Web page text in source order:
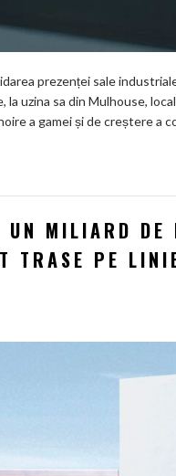
prezenței sale
uzina sa din Mulhouse,
a gamei și de creștere a
MILIARD DE
TRASE PE